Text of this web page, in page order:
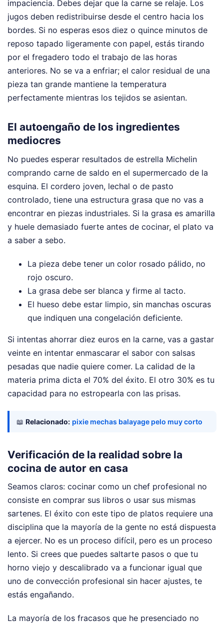
impaciencia. Debes dejar que la carne se relaje. Los
jugos deben redistribuirse desde el centro hacia los
bordes. Si no esperas esos diez o quince minutos de
reposo tapado ligeramente con papel, estás tirando
por el fregadero todo el trabajo de las horas
anteriores. No se va a enfriar; el calor residual de una
pieza tan grande mantiene la temperatura
perfectamente mientras los tejidos se asientan.
El autoengaño de los ingredientes
mediocres
No puedes esperar resultados de estrella Michelin
comprando carne de saldo en el supermercado de la
esquina. El cordero joven, lechal o de pasto
controlado, tiene una estructura grasa que no vas a
encontrar en piezas industriales. Si la grasa es amarilla
y huele demasiado fuerte antes de cocinar, el plato va
a saber a sebo.
La pieza debe tener un color rosado pálido, no
rojo oscuro.
La grasa debe ser blanca y firme al tacto.
El hueso debe estar limpio, sin manchas oscuras
que indiquen una congelación deficiente.
Si intentas ahorrar diez euros en la carne, vas a gastar
veinte en intentar enmascarar el sabor con salsas
pesadas que nadie quiere comer. La calidad de la
materia prima dicta el 70% del éxito. El otro 30% es tu
capacidad para no estropearla con las prisas.
📖 Relacionado: pixie mechas balayage pelo muy corto
Verificación de la realidad sobre la
cocina de autor en casa
Seamos claros: cocinar como un chef profesional no
consiste en comprar sus libros o usar sus mismas
sartenes. El éxito con este tipo de platos requiere una
disciplina que la mayoría de la gente no está dispuesta
a ejercer. No es un proceso difícil, pero es un proceso
lento. Si crees que puedes saltarte pasos o que tu
horno viejo y descalibrado va a funcionar igual que
uno de convección profesional sin hacer ajustes, te
estás engañando.
La mayoría de los fracasos que he presenciado no